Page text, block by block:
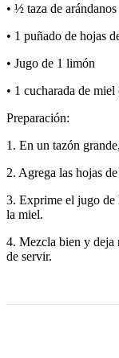
• ½ taza de arándanos
• 1 puñado de hojas
• Jugo de 1 limón
• 1 cucharada de
Preparación:
1. En un tazón
2. Agrega las hojas
3. Exprime el jugo de
la miel.
4. Mezcla bien y deja
de servir.